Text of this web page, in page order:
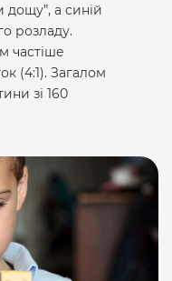
дощу”, а синій
розладу.
частіше
(4:1). Загалом
зі 160